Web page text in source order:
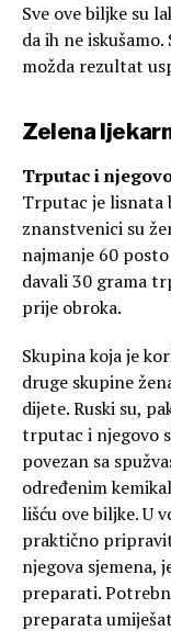
Sve ove biljke su
da ih ne
možda rezultat
Zelena
Trputac i
Trputac je lisnata
znanstvenici su
najmanje 60
davali 30 grama
prije obroka.
Skupina koja je
druge skupine
dijete. Ruski su,
trputac i njegovo
povezan sa
određenim
lišću ove biljke. U
praktično
njegova sjemena,
preparati.
preparata